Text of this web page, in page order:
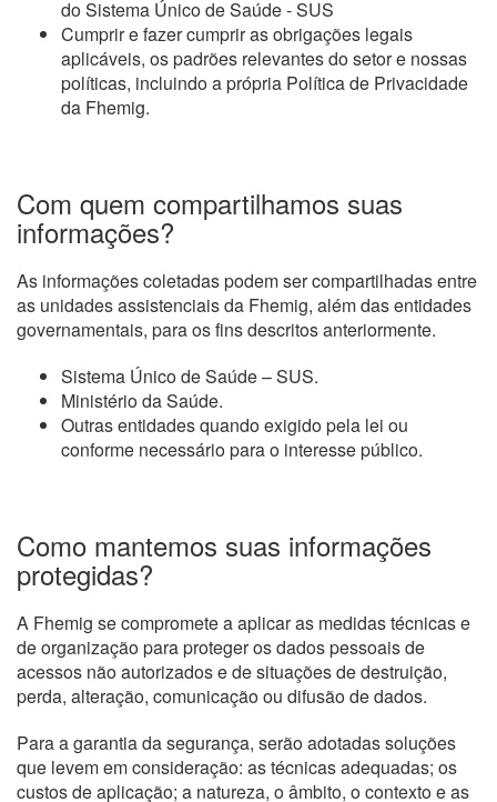
do Sistema Único de Saúde - SUS
Cumprir e fazer cumprir as obrigações legais
aplicáveis, os padrões relevantes do setor e nossas
políticas, incluindo a própria Política de Privacidade
da Fhemig.
Com quem compartilhamos suas
informações?
As informações coletadas podem ser compartilhadas entre
as unidades assistenciais da Fhemig, além das entidades
governamentais, para os fins descritos anteriormente.
Sistema Único de Saúde – SUS.
Ministério da Saúde.
Outras entidades quando exigido pela lei ou
conforme necessário para o interesse público.
Como mantemos suas informações
protegidas?
A Fhemig se compromete a aplicar as medidas técnicas e
de organização para proteger os dados pessoais de
acessos não autorizados e de situações de destruição,
perda, alteração, comunicação ou difusão de dados.
Para a garantia da segurança, serão adotadas soluções
que levem em consideração: as técnicas adequadas; os
custos de aplicação; a natureza, o âmbito, o contexto e as